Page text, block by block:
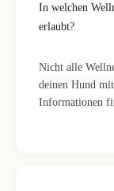
In welchen
erlaubt?
Nicht alle
deinen Hund
Informationen